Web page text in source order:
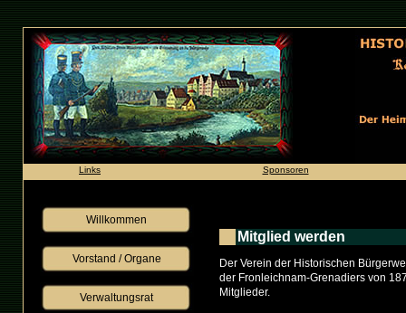
Links Sponsoren
Willkommen
Vorstand / Organe
Verwaltungsrat
Mitglied werden
Der Verein der Historischen
der Fronleichnam-Grenadiers von
Mitglieder.